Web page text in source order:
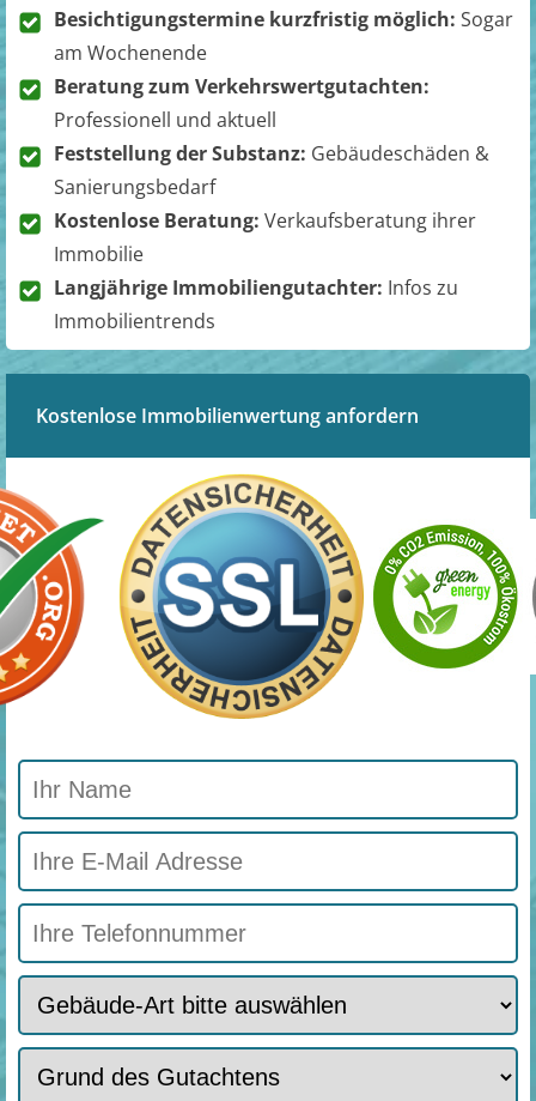
Besichtigungstermine kurzfristig möglich: Sogar
am Wochenende
Beratung zum Verkehrswertgutachten:
Professionell und aktuell
Feststellung der Substanz: Gebäudeschäden &
Sanierungsbedarf
Kostenlose Beratung: Verkaufsberatung ihrer
Immobilie
Langjährige Immobiliengutachter: Infos zu
Immobilientrends
Kostenlose Immobilienwertung anfordern